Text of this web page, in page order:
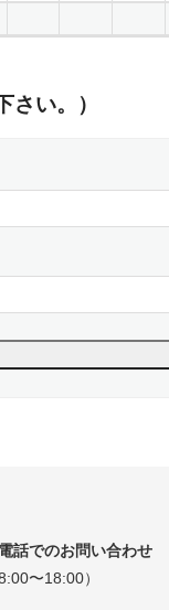
い。）
話でのお問い合わせ
8:00〜18:00）